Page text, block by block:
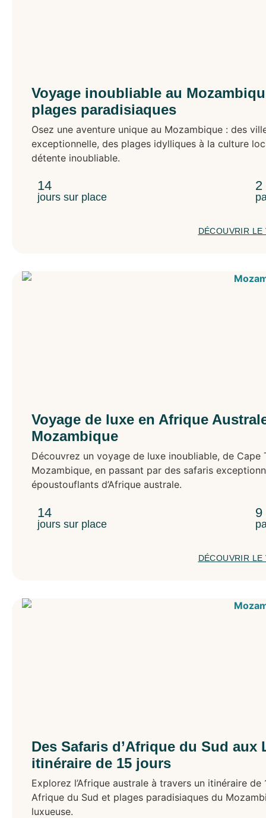
Voyage inoubliable au
plages paradisiaques
Osez une aventure unique au Mozambique : des
exceptionnelle, des plages idylliques à la culture
détente inoubliable.
14
jours sur place
DÉCOUVRIR LE
Voyage de luxe en Afrique
Mozambique
Découvrez un voyage de luxe inoubliable, de Cape
Mozambique, en passant par des safaris
époustouflants d’Afrique australe.
14
jours sur place
DÉCOUVRIR LE
Des Safaris d’Afrique du Sud
itinéraire de 15 jours
Explorez l’Afrique australe à travers un itinéraire
Afrique du Sud et plages paradisiaques du
luxueuse.